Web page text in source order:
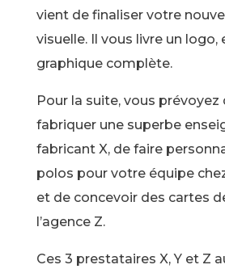
vient de finaliser votre
visuelle. Il vous livre un logo,
graphique complète.
Pour la suite, vous prévoyez
fabriquer une superbe
fabricant X, de faire
polos pour votre équipe
et de concevoir des cartes
l’agence Z.
Ces 3 prestataires X, Y et Z